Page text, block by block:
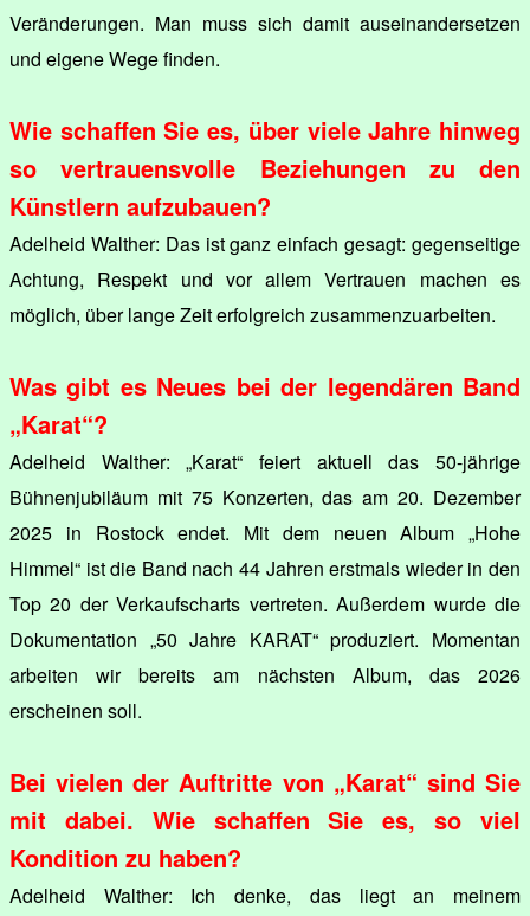
Veränderungen. Man muss sich damit auseinandersetzen
und eigene Wege finden.
Wie schaffen Sie es, über viele Jahre hinweg
so vertrauensvolle Beziehungen zu den
Künstlern aufzubauen?
Adelheid Walther: Das ist ganz einfach gesagt: gegenseitige
Achtung, Respekt und vor allem Vertrauen machen es
möglich, über lange Zeit erfolgreich zusammenzuarbeiten.
Was gibt es Neues bei der legendären Band
„Karat“?
Adelheid Walther: „Karat“ feiert aktuell das 50-jährige
Bühnenjubiläum mit 75 Konzerten, das am 20. Dezember
2025 in Rostock endet. Mit dem neuen Album „Hohe
Himmel“ ist die Band nach 44 Jahren erstmals wieder in den
Top 20 der Verkaufscharts vertreten. Außerdem wurde die
Dokumentation „50 Jahre KARAT“ produziert. Momentan
arbeiten wir bereits am nächsten Album, das 2026
erscheinen soll.
Bei vielen der Auftritte von „Karat“ sind Sie
mit dabei. Wie schaffen Sie es, so viel
Kondition zu haben?
Adelheid Walther: Ich denke, das liegt an meinem